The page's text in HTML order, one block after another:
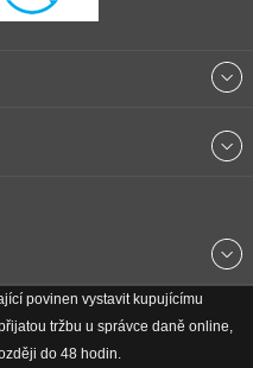
povinen vystavit kupujícímu
tržbu u správce daně online,
do 48 hodin.